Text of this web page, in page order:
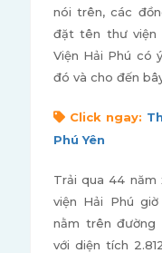
nói trên, các
đặt tên thư viện
Viện Hải Phú có
đó và cho đến
Click ngay:
Phú Yên
Trải qua 44 năm
viện Hải Phú
nằm trên đường
với diện tích